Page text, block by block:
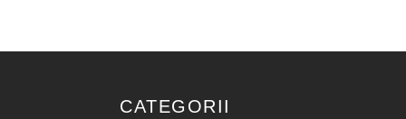
CATEGORII